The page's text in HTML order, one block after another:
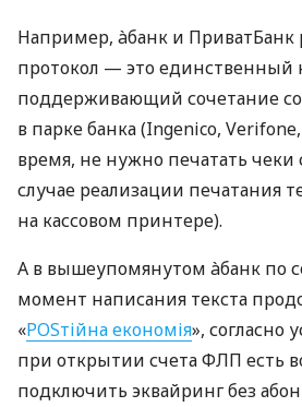
Например, àбанк и ПриватБанк
протокол — это единственный
поддерживающий сочетание
в парке банка (Ingenico,
время, не нужно печатать чеки
случае реализации печатания
на кассовом принтере).
А в вышеупомянутом àбанк по
момент написания текста
«POSтійна економія», согласно
при открытии счета ФЛП есть
подключить эквайринг без